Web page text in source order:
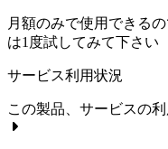
月額のみで使用できる
は1度試してみて下さい
サービス利用状況
この製品、サービスの